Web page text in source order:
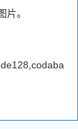
。